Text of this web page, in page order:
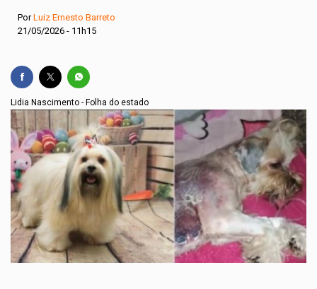
PorLuiz Ernesto Barreto
21/05/2026 - 11h15
Lidia Nascimento - Folha do estado